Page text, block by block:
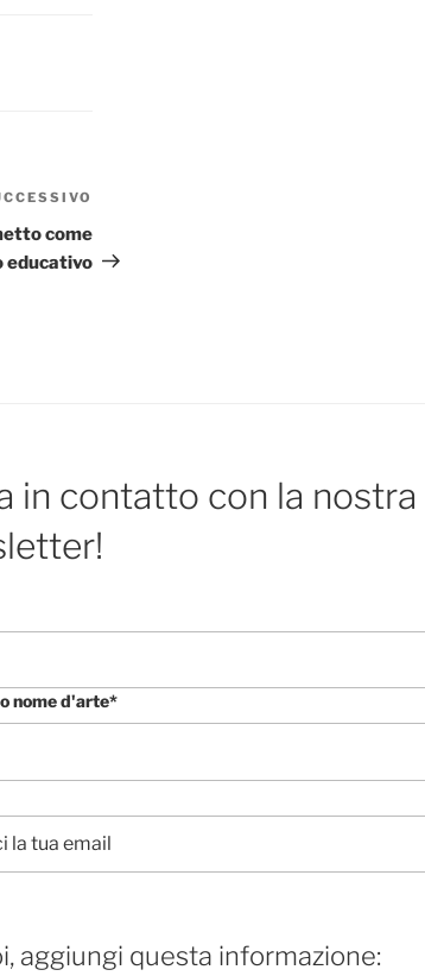
successivo
come
educativo
in contatto con la nostra
nome d'arte*
aggiungi questa informazione: